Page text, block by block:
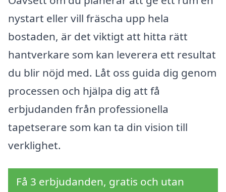
nystart eller vill fräscha upp hela
bostaden, är det viktigt att hitta rätt
hantverkare som kan leverera ett resultat
du blir nöjd med. Låt oss guida dig genom
processen och hjälpa dig att få
erbjudanden från professionella
tapetserare som kan ta din vision till
verklighet.
Få 3 erbjudanden, gratis och utan